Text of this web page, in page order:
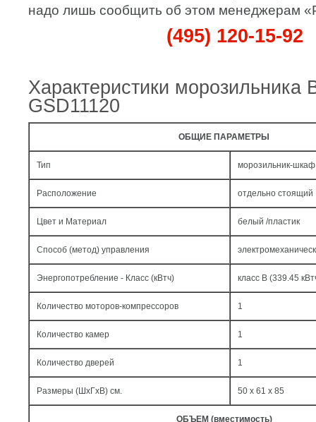
надо лишь сообщить об этом менеджерам
(495) 120-15-92
Характеристики морозильника
GSD11120
ОБЩИЕ ПАРАМЕТРЫ
Тип морозильник-шкаф
Расположение отдельно стоящий
Цвет и Материал белый /пластик
Способ (метод) управления
Энергопотребление - Класс (кВтч) класс B (339.45
Количество моторов-компрессоров 1
Количество камер 1
Количество дверей 1
Размеры (ШxГxВ) см. 50 x 61 x 85
ОБЪЕМ (вместимость)